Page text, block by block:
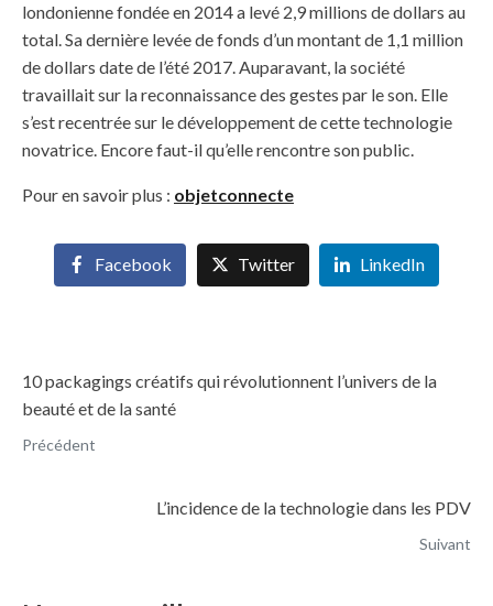
londonienne fondée en 2014 a levé 2,9 millions de dollars au
total. Sa dernière levée de fonds d’un montant de 1,1 million
de dollars date de l’été 2017. Auparavant, la société
travaillait sur la reconnaissance des gestes par le son. Elle
s’est recentrée sur le développement de cette technologie
novatrice. Encore faut-il qu’elle rencontre son public.
Pour en savoir plus : objetconnecte
Facebook Twitter LinkedIn
10 packagings créatifs qui révolutionnent l’univers de la
beauté et de la santé
Précédent
L’incidence de la technologie dans les PDV
Suivant